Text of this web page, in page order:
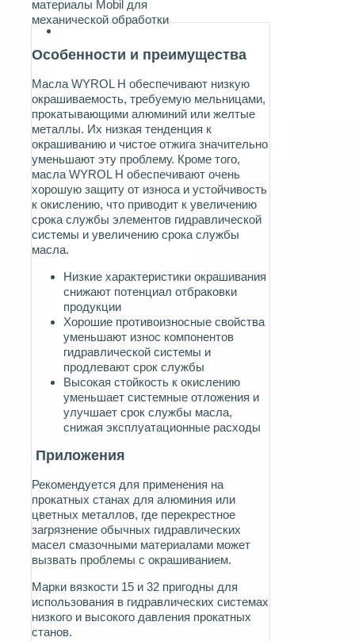
материалы Mobil для
механической обработки
Особенности и преимущества
Масла WYROL H обеспечивают низкую
окрашиваемость, требуемую мельницами,
прокатывающими алюминий или желтые
металлы. Их низкая тенденция к
окрашиванию и чистое отжига значительно
уменьшают эту проблему. Кроме того,
масла WYROL H обеспечивают очень
хорошую защиту от износа и устойчивость
к окислению, что приводит к увеличению
срока службы элементов гидравлической
системы и увеличению срока службы
масла.
Низкие характеристики окрашивания
снижают потенциал отбраковки
продукции
Хорошие противоизносные свойства
уменьшают износ компонентов
гидравлической системы и
продлевают срок службы
Высокая стойкость к окислению
уменьшает системные отложения и
улучшает срок службы масла,
снижая эксплуатационные расходы
Приложения
Рекомендуется для применения на
прокатных станах для алюминия или
цветных металлов, где перекрестное
загрязнение обычных гидравлических
масел смазочными материалами может
вызвать проблемы с окрашиванием.
Марки вязкости 15 и 32 пригодны для
использования в гидравлических системах
низкого и высокого давления прокатных
станов.